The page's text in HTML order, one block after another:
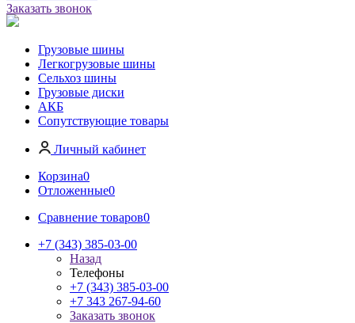
Заказать звонок
Грузовые шины
Легкогрузовые шины
Сельхоз шины
Грузовые диски
АКБ
Сопутствующие товары
Личный кабинет
Корзина0
Отложенные0
Сравнение товаров0
+7 (343) 385-03-00
Назад
Телефоны
+7 (343) 385-03-00
+7 343 267-94-60
Заказать звонок